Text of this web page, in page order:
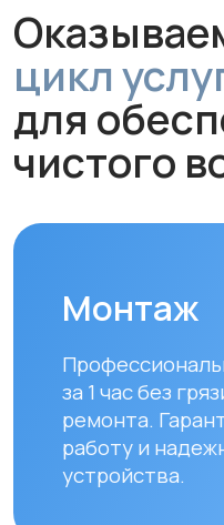
диагностика
Рекомендуем
технический осмотр
для долгой
работы устройства.
Своевременная
залог чистого
устанавливаем
совместимые
Замена